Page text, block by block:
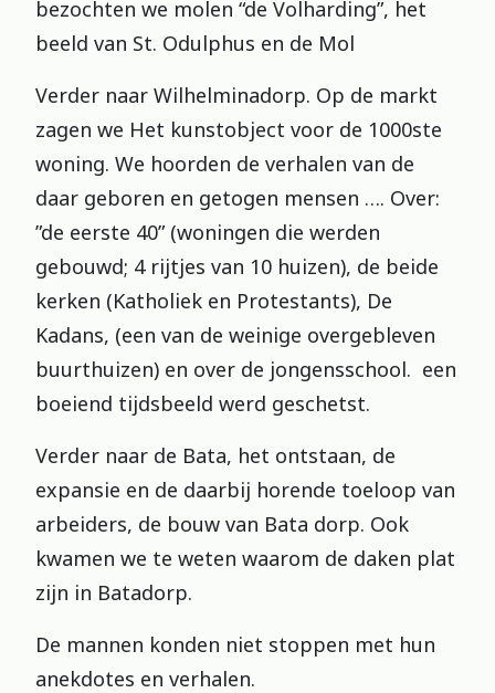
bezochten we molen “de Volharding”, het
beeld van St. Odulphus en de Mol
Verder naar Wilhelminadorp. Op de markt
zagen we Het kunstobject voor de 1000ste
woning. We hoorden de verhalen van de
daar geboren en getogen mensen …. Over:
”de eerste 40” (woningen die werden
gebouwd; 4 rijtjes van 10 huizen), de beide
kerken (Katholiek en Protestants), De
Kadans, (een van de weinige overgebleven
buurthuizen) en over de jongensschool. een
boeiend tijdsbeeld werd geschetst.
Verder naar de Bata, het ontstaan, de
expansie en de daarbij horende toeloop van
arbeiders, de bouw van Bata dorp. Ook
kwamen we te weten waarom de daken plat
zijn in Batadorp.
De mannen konden niet stoppen met hun
anekdotes en verhalen.